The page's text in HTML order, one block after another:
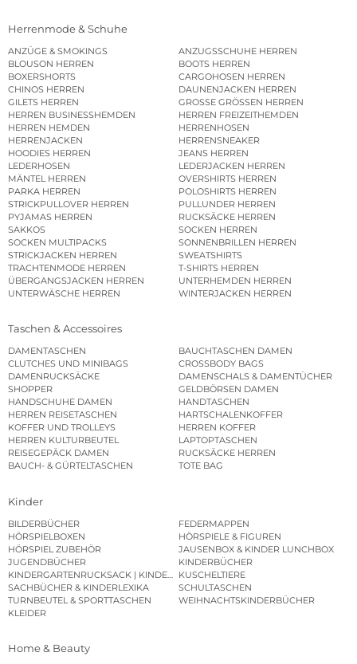
Herrenmode & Schuhe
ANZÜGE & SMOKINGS
ANZUGSSCHUHE HERREN
BLOUSON HERREN
BOOTS HERREN
BOXERSHORTS
CARGOHOSEN HERREN
CHINOS HERREN
DAUNENJACKEN HERREN
GILETS HERREN
GROSSE GRÖSSEN HERREN
HERREN BUSINESSHEMDEN
HERREN FREIZEITHEMDEN
HERREN HEMDEN
HERRENHOSEN
HERRENJACKEN
HERRENSNEAKER
HOODIES HERREN
JEANS HERREN
LEDERHOSEN
LEDERJACKEN HERREN
MÄNTEL HERREN
OVERSHIRTS HERREN
PARKA HERREN
POLOSHIRTS HERREN
STRICKPULLOVER HERREN
PULLUNDER HERREN
PYJAMAS HERREN
RUCKSÄCKE HERREN
SAKKOS
SOCKEN HERREN
SOCKEN MULTIPACKS
SONNENBRILLEN HERREN
STRICKJACKEN HERREN
SWEATSHIRTS
TRACHTENMODE HERREN
T-SHIRTS HERREN
ÜBERGANGSJACKEN HERREN
UNTERHEMDEN HERREN
UNTERWÄSCHE HERREN
WINTERJACKEN HERREN
Taschen & Accessoires
DAMENTASCHEN
BAUCHTASCHEN DAMEN
CLUTCHES UND MINIBAGS
CROSSBODY BAGS
DAMENRUCKSÄCKE
DAMENSCHALS & DAMENTÜCHER
SHOPPER
GELDBÖRSEN DAMEN
HANDSCHUHE DAMEN
HANDTASCHEN
HERREN REISETASCHEN
HARTSCHALENKOFFER
KOFFER UND TROLLEYS
HERREN KOFFER
HERREN KULTURBEUTEL
LAPTOPTASCHEN
REISEGEPÄCK DAMEN
RUCKSÄCKE HERREN
BAUCH- & GÜRTELTASCHEN
TOTE BAG
Kinder
BILDERBÜCHER
FEDERMAPPEN
HÖRSPIELBOXEN
HÖRSPIELE & FIGUREN
HÖRSPIEL ZUBEHÖR
JAUSENBOX & KINDER LUNCHBOX
JUGENDBÜCHER
KINDERBÜCHER
KINDERGARTENRUCKSACK | KINDERGARTENBEUTEL
KUSCHELTIERE
SACHBÜCHER & KINDERLEXIKA
SCHULTASCHEN
TURNBEUTEL & SPORTTASCHEN
WEIHNACHTSKINDERBÜCHER
KLEIDER
Home & Beauty